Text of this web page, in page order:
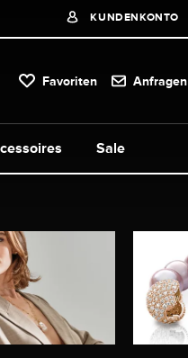
KUNDENKONTO
Favoriten Anfragen
Sale